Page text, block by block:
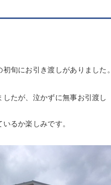
旬にお引き渡しがありました。
たが、泣かずに無事お引渡し
るか楽しみです。